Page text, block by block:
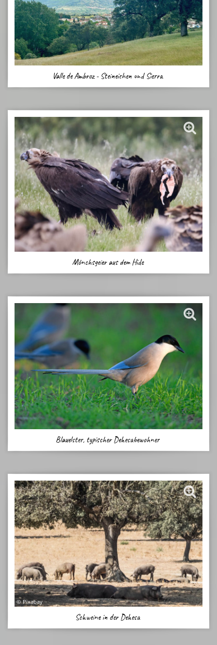
Valle de Ambroz - Steineichen und Sierra
Mönchsgeier aus dem Hide
Blauelster, typischer Dehesabewohner
Pixabay
Schweine in der Dehesa